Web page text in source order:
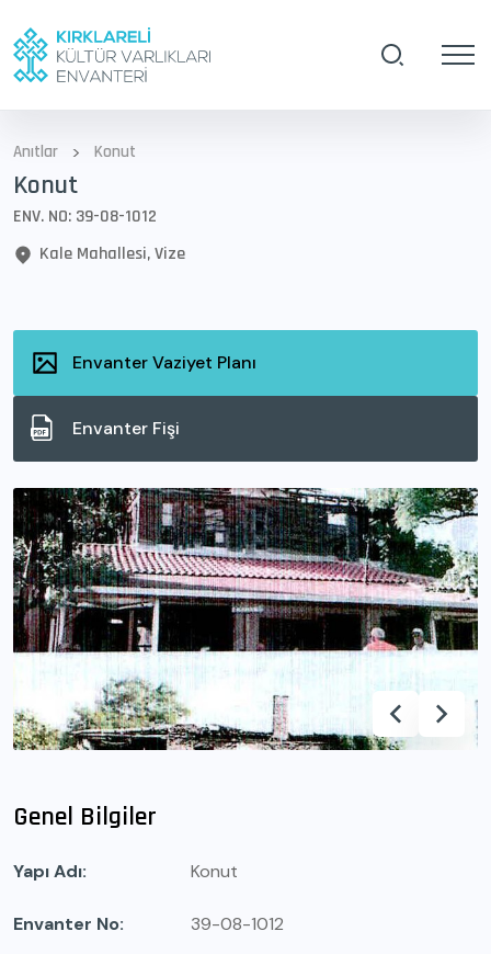
Anıtlar > Konut
Konut
Kale Mahallesi, Vize
ENV. NO: 39-08-1012
Genel Bilgiler
Yapı Adı Konut
Envanter No 39-08-1012
Envanter Vaziyet Planı
Envanter Fişi